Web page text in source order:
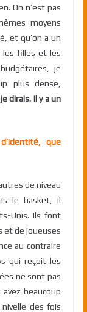
On n’est pas
moyens
et qu’on a un
les filles et les
je
plus dense,
dirais. Il y a un
que
de niveau
le basket, il
Unis. Ils font
et de joueuses
au contraire
qui reçoit les
ne sont pas
beaucoup
des fois